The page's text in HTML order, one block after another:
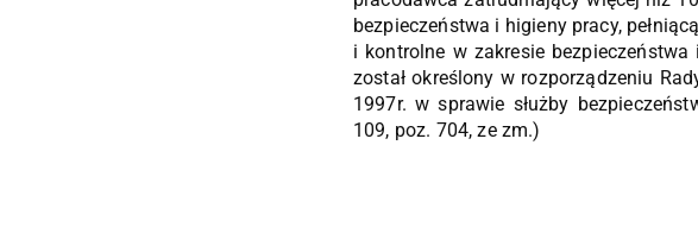
bezpieczeństwa i higieny pracy,
i kontrolne w zakresie
został określony w rozporządzeniu
1997r. w sprawie służby
109, poz. 704, ze zm.)